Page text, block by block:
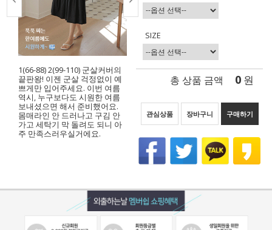
1(66-88) 2(99-110) 군살커버의
끝판왕! 이젠 군살 걱정없이 예
쁘게만 입어주세요. 이번 여름
역시, 누구보다도 시원한 여름
보내셨으면 해서 준비했어요.
몸매라인 안 드러나고 구김 안
가고 세탁기 막 돌려도 되니 아
주 만족스러우실거에요.
SIZE
총 상품 금액 0 원
관심상품 장바구니 구매하기